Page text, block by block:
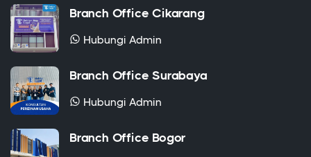
Branch Office Cikarang
Hubungi Admin
Branch Office Surabaya
Hubungi Admin
Branch Office Bogor